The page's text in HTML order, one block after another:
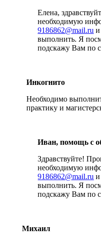
Елена,
необходимую
9186862@mail.ru и
выполнить. Я
подскажу Вам по
Инкогнито
Необходимо
практику и
Иван, помощь с
Здравствуйте!
необходимую
9186862@mail.ru и
выполнить. Я
подскажу Вам по
Михаил